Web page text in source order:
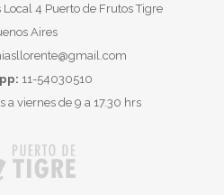
Local 4 Puerto de Frutos Tigre
Aires
11-54030510
a viernes de 9 a 17.30 hrs